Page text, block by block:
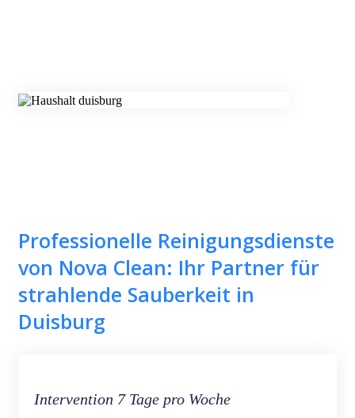
Professionelle Reinigungsdienste
von Nova Clean: Ihr Partner für
strahlende Sauberkeit in
Duisburg
Intervention 7 Tage pro Woche